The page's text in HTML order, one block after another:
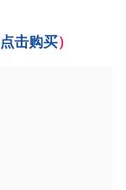
点击购买）